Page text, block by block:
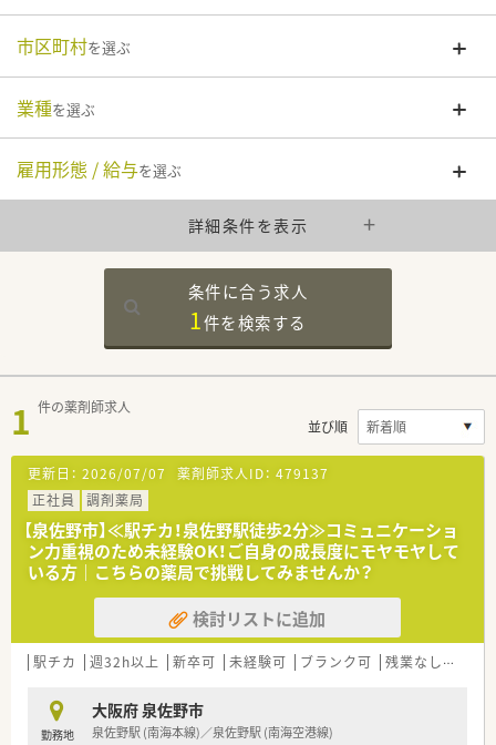
市区町村を選ぶ
業種を選ぶ
雇用形態 / 給与を選ぶ
詳細条件を表示
条件に合う求人
1件を検索する
1 件の薬剤師求人
並び順
更新日： 2026/07/07 薬剤師求人ID： 479137
正社員
調剤薬局
【泉佐野市】≪駅チカ！泉佐野駅徒歩2分≫コミュニケーショ
ン力重視のため未経験OK！ご自身の成長度にモヤモヤして
いる方｜こちらの薬局で挑戦してみませんか？
検討リストに追加
駅チカ 週32h以上 新卒可 未経験可 ブランク可 残業なし(ほぼなし含む)
勤務地
大阪府 泉佐野市
泉佐野駅 (南海本線)／泉佐野駅 (南海空港線)